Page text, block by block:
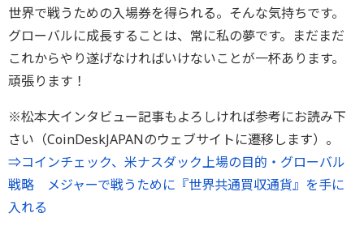
世界で戦うための入場券を得られる。そんな気持ちです。
グローバルに成長することは、常に私の夢です。まだまだ
これからやり遂げなければいけないことが一杯あります。
頑張ります！
※松本大インタビュー記事もよろしければ参考にお読み下
さい（CoinDeskJAPANのウェブサイトに遷移します）。
⇒コインチェック、米ナスダック上場の目的・グローバル
戦略 メジャーで戦うために『世界共通買収通貨』を手に
入れる